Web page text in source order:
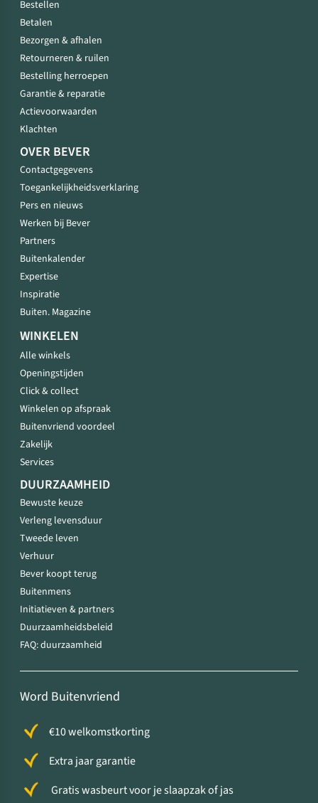
Bestellen
Betalen
Bezorgen & afhalen
Retourneren & ruilen
Bestelling herroepen
Garantie & reparatie
Actievoorwaarden
Klachten
OVER BEVER
Contactgegevens
Toegankelijkheidsverklaring
Pers en nieuws
Werken bij Bever
Partners
Buitenkalender
Expertise
Inspiratie
Buiten. Magazine
WINKELEN
Alle winkels
Openingstijden
Click & collect
Winkelen op afspraak
Buitenvriend voordeel
Zakelijk
Services
DUURZAAMHEID
Bewuste keuze
Verleng levensduur
Tweede leven
Verhuur
Bever koopt terug
Buitenmens
Initiatieven & partners
Duurzaamheidsbeleid
FAQ: duurzaamheid
Word Buitenvriend
€10 welkomstkorting
Extra jaar garantie
Gratis wasbeurt voor je slaapzak of jas